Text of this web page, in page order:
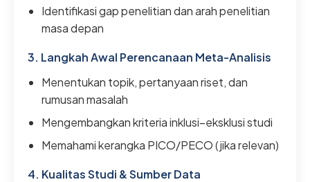
Identifikasi gap penelitian dan arah penelitian
masa depan
3. Langkah Awal Perencanaan Meta-Analisis
Menentukan topik, pertanyaan riset, dan
rumusan masalah
Mengembangkan kriteria inklusi–eksklusi studi
Memahami kerangka PICO/PECO (jika relevan)
4. Kualitas Studi & Sumber Data